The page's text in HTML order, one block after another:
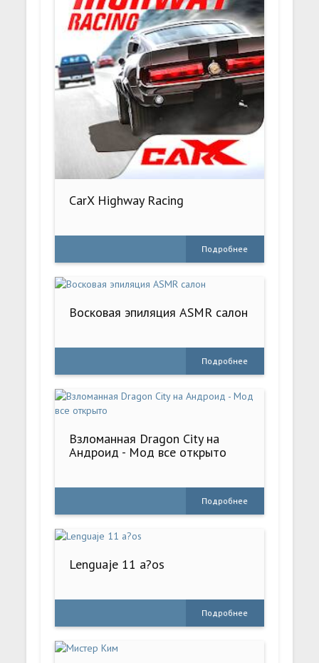
CarX Highway Racing
Подробнее
Восковая эпиляция ASMR салон
Подробнее
Взломанная Dragon City на
Андроид - Мод все открыто
Подробнее
Lenguaje 11 a?os
Подробнее